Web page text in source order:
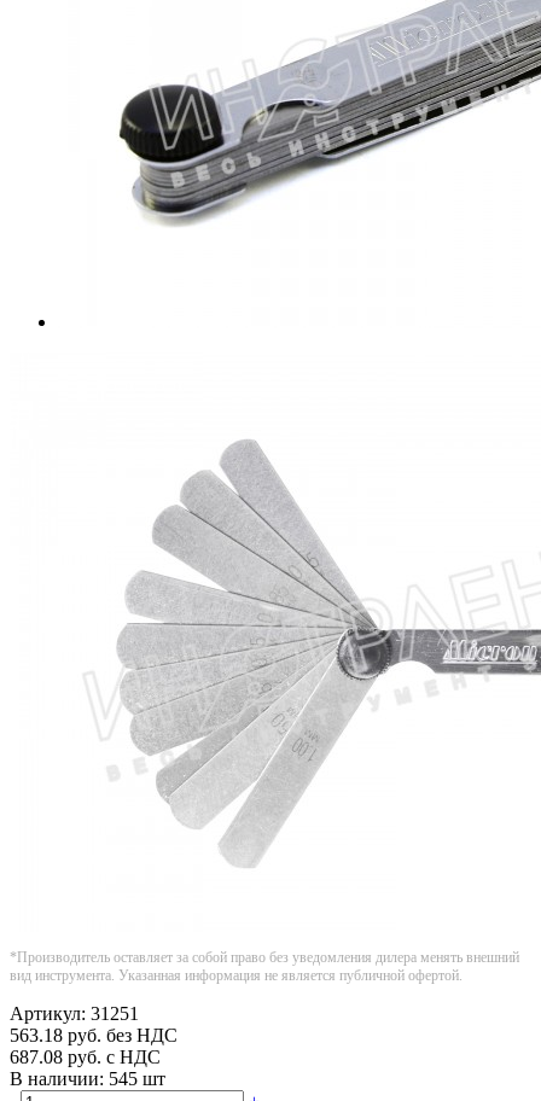
*Производитель оставляет за собой право без уведомления дилера менять внешний
вид инструмента. Указанная информация не является публичной офертой.
Артикул: 31251
563.18 руб. без НДС
687.08 руб. с НДС
В наличии: 545 шт